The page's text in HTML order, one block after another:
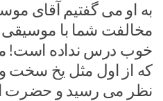
به او می گفتیم آقای
مخالفت شما با موسیقی
خوب درس نداده است!‌
که از اول مثل یخ سخت
نظر می رسید و حضرت